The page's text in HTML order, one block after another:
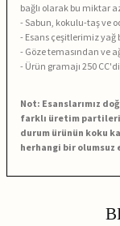
bağlı olarak bu miktar
- Sabun, kokulu-taş ve
- Esans çeşitlerimiz
- Göze temasından ve
- Ürün gramajı 250
Not: Esanslarımız
farklı üretim
durum ürünün koku
herhangi bir olumsuz